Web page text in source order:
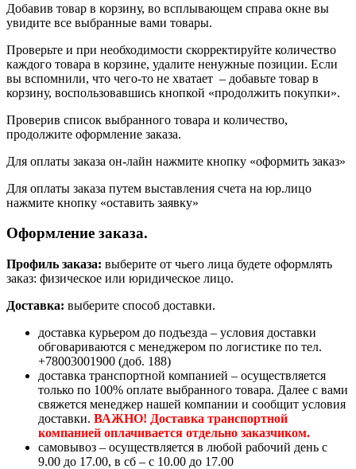
Добавив товар в корзину, во всплывающем справа окне вы
увидите все выбранные вами товары.
Проверьте и при необходимости скорректируйте количество
каждого товара в корзине, удалите ненужные позиции. Если
вы вспомнили, что чего-то не хватает – добавьте товар в
корзину, воспользовавшись кнопкой «продолжить покупки».
Проверив список выбранного товара и количество,
продолжите оформление заказа.
Для оплаты заказа он-лайн нажмите кнопку «оформить заказ»
Для оплаты заказа путем выставления счета на юр.лицо
нажмите кнопку «оставить заявку»
Оформление заказа.
Профиль заказа: выберите от чьего лица будете оформлять
заказ: физическое или юридическое лицо.
Доставка: выберите способ доставки.
доставка курьером до подъезда – условия доставки
обговариваются с менеджером по логистике по тел.
+78003001900 (доб. 188)
доставка транспортной компанией – осуществляется
только по 100% оплате выбранного товара. Далее с вами
свяжется менеджер нашей компании и сообщит условия
доставки. ВАЖНО! Доставка транспортной
компанией оплачивается отдельно заказчиком.
самовывоз – осуществляется в любой рабочий день с
9.00 до 17.00, в сб – с 10.00 до 17.00